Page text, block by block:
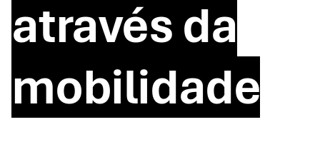
através da
mobilidade